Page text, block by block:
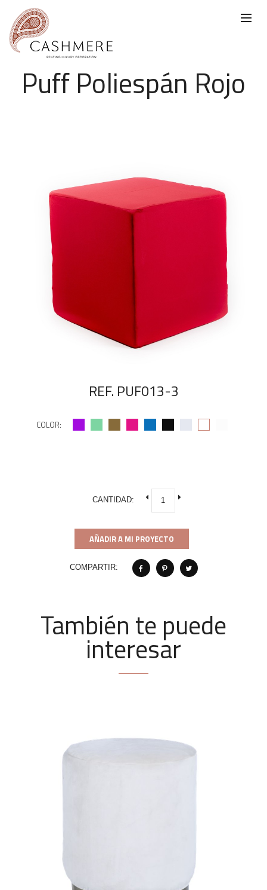
Puff Poliespán Rojo
REF. PUF013-3
COLOR:
CANTIDAD:
AÑADIR A MI PROYECTO
COMPARTIR:
También te puede
interesar